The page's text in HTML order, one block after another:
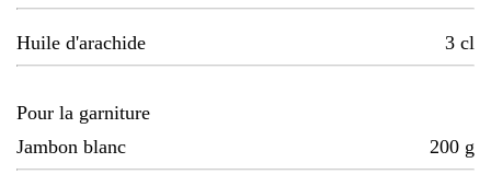
Huile d'arachide 3 cl
Pour la garniture
Jambon blanc
200 g